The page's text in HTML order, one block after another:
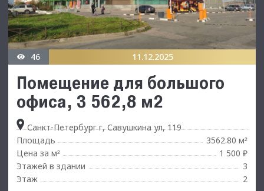
46 11.12.2025
Помещение для большого
офиса, 3 562,8 м2
Санкт-Петербург г, Савушкина ул, 119
Площадь
3562.80 м²
Цена за м²
1 500 ₽
Этажей в здании
3
Этаж
2